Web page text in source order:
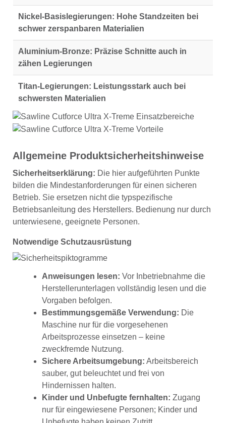
Nickel-Basislegierungen: Hohe Standzeiten bei
schwer zerspanbaren Materialien
Aluminium-Bronze: Präzise Schnitte auch in
zähen Legierungen
Titan-Legierungen: Leistungsstark auch bei
schwersten Materialien
Allgemeine Produktsicherheitshinweise
Sicherheitserklärung: Die hier aufgeführten Punkte
bilden die Mindestanforderungen für einen sicheren
Betrieb. Sie ersetzen nicht die typspezifische
Betriebsanleitung des Herstellers. Bedienung nur durch
unterwiesene, geeignete Personen.
Notwendige Schutzausrüstung
Anweisungen lesen: Vor Inbetriebnahme die
Herstellerunterlagen vollständig lesen und die
Vorgaben befolgen.
Bestimmungsgemäße Verwendung: Die
Maschine nur für die vorgesehenen
Arbeitsprozesse einsetzen – keine
zweckfremde Nutzung.
Sichere Arbeitsumgebung: Arbeitsbereich
sauber, gut beleuchtet und frei von
Hindernissen halten.
Kinder und Unbefugte fernhalten: Zugang
nur für eingewiesene Personen; Kinder und